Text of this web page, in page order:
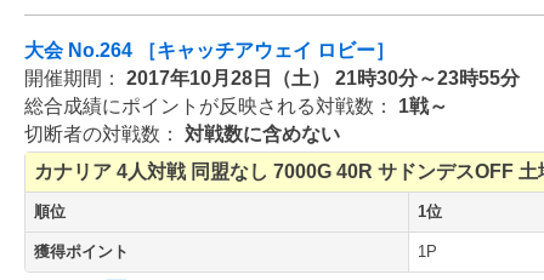
大会 No.264 ［キャッチアウェイ ロビー］
開催期間： 2017年10月28日（土） 21時30分～23時55分
総合成績にポイントが反映される対戦数： 1戦～
切断者の対戦数： 対戦数に含めない
カナリア 4人対戦 同盟なし 7000G 40R サドンデスOFF 土
順位 1位
獲得ポイント 1P